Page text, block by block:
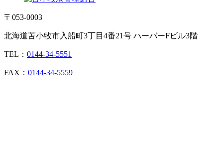
〒053-0003
北海道苫小牧市入船町3丁目4番21号 ハーバーFビル3階
TEL： 0144-34-5551
FAX： 0144-34-5559